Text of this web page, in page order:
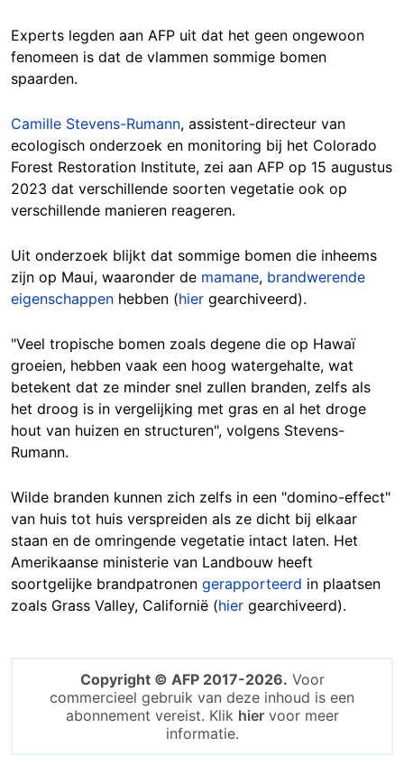
Experts legden aan AFP uit dat het geen ongewoon
fenomeen is dat de vlammen sommige bomen
spaarden.
Camille Stevens-Rumann, assistent-directeur van
ecologisch onderzoek en monitoring bij het Colorado
Forest Restoration Institute, zei aan AFP op 15 augustus
2023 dat verschillende soorten vegetatie ook op
verschillende manieren reageren.
Uit onderzoek blijkt dat sommige bomen die inheems
zijn op Maui, waaronder de mamane, brandwerende
eigenschappen hebben (hier gearchiveerd).
"Veel tropische bomen zoals degene die op Hawaï
groeien, hebben vaak een hoog watergehalte, wat
betekent dat ze minder snel zullen branden, zelfs als
het droog is in vergelijking met gras en al het droge
hout van huizen en structuren", volgens Stevens-
Rumann.
Wilde branden kunnen zich zelfs in een "domino-effect"
van huis tot huis verspreiden als ze dicht bij elkaar
staan en de omringende vegetatie intact laten. Het
Amerikaanse ministerie van Landbouw heeft
soortgelijke brandpatronen gerapporteerd in plaatsen
zoals Grass Valley, Californië (hier gearchiveerd).
Copyright © AFP 2017-2026. Voor
commercieel gebruik van deze inhoud is een
abonnement vereist. Klik hiervoor meer
informatie.